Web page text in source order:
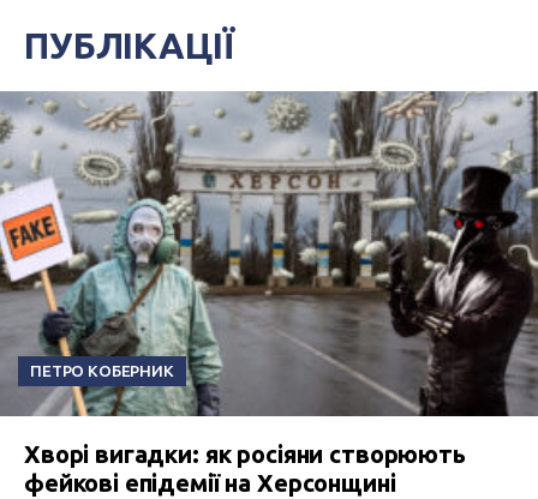
ПУБЛІКАЦІЇ
ПЕТРО КОБЕРНИК
Хворі вигадки: як росіяни створюють
фейкові епідемії на Херсонщині